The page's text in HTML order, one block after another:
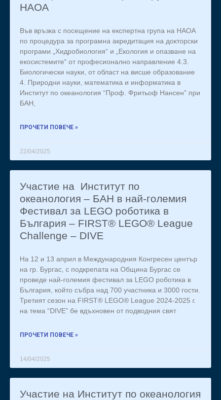
НАОА
Във връзка с посещение на експертна група на НАОА
по процедура за програмна акредитация на докторски
програми „Хидробиология“ и „Екология и опазване на
екосистемите“ от професионално направление 4.3.
Биологически науки, от област на висше образование
4. Природни науки, математика и информатика в
Институт по океанология “Проф. Фритьоф Нансен” при
БАН,
ПРОЧЕТИ ПОВЕЧЕ »
22/04/2025
Участие на Институт по
океанология – БАН в най-големия
Фестивал за LEGO роботика в
България – FIRST® LEGO® League
Challenge – DIVE
На 12 и 13 април в Международния Конгресен център
на гр. Бургас, с подкрепата на Община Бургас се
проведе най-големия фестивал за LEGO роботика в
България, който събра над 700 участника и 3000 гости.
Третият сезон на FIRST® LEGO® League 2024-2025 г.
на тема “DIVE” бе вдъхновен от подводния свят
ПРОЧЕТИ ПОВЕЧЕ »
14/04/2025
Участие на Институт по океанология